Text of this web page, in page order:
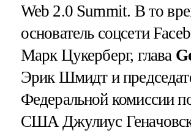
Web 2.0 Summit. В то
основатель соцсети
Марк Цукерберг, глава
Эрик Шмидт и
Федеральной комиссии
США Джулиус